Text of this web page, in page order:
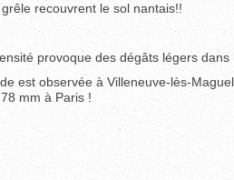
recouvrent le sol nantais!!
provoque des dégâts légers dans
est observée à Villeneuve-lès-
mm à Paris !